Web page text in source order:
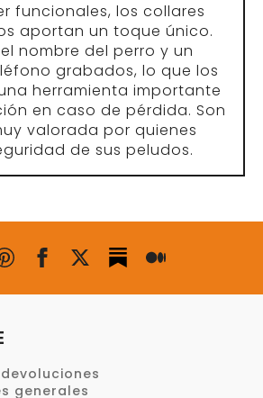
funcionales, los collares
aportan un toque único.
nombre del perro y un
grabados, lo que los
herramienta importante
en caso de pérdida. Son
valorada por quienes
de sus peludos.
generales